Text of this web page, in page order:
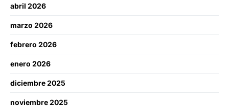
abril 2026
marzo 2026
febrero 2026
enero 2026
diciembre 2025
noviembre 2025